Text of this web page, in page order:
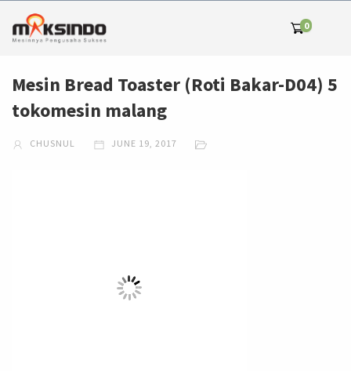
0
Mesin Bread Toaster (Roti Bakar-D04) 5
tokomesin malang
CHUSNUL JUNE 19, 2017